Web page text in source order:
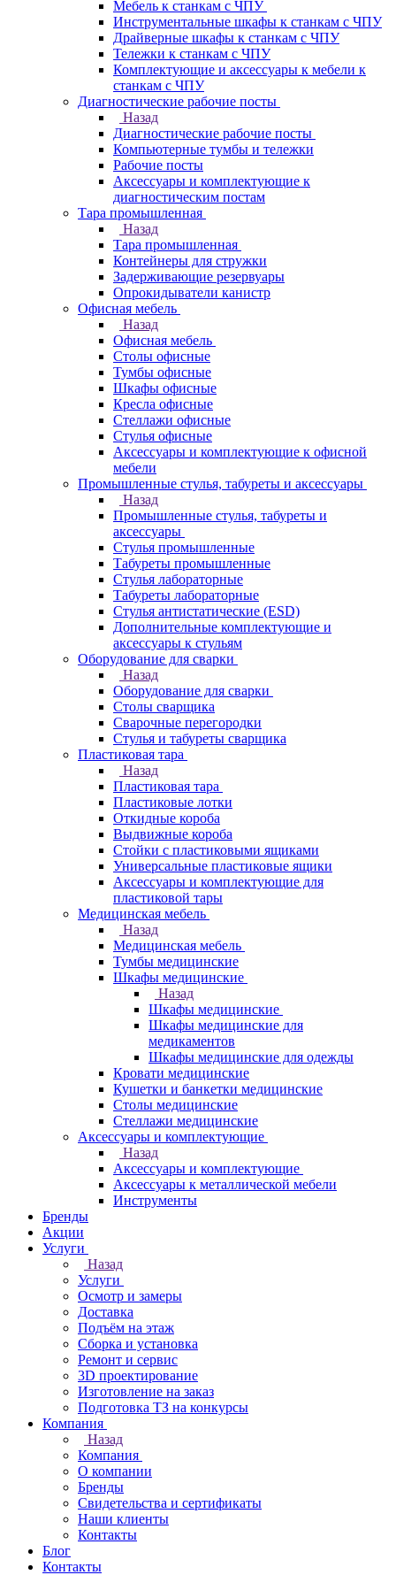
Мебель к станкам с ЧПУ
Инструментальные шкафы к станкам с ЧПУ
Драйверные шкафы к станкам с ЧПУ
Тележки к станкам с ЧПУ
Комплектующие и аксессуары к мебели к
станкам с ЧПУ
Диагностические рабочие посты
Назад
Диагностические рабочие посты
Компьютерные тумбы и тележки
Рабочие посты
Аксессуары и комплектующие к
диагностическим постам
Тара промышленная
Назад
Тара промышленная
Контейнеры для стружки
Задерживающие резервуары
Опрокидыватели канистр
Офисная мебель
Назад
Офисная мебель
Столы офисные
Тумбы офисные
Шкафы офисные
Кресла офисные
Стеллажи офисные
Стулья офисные
Аксессуары и комплектующие к офисной
мебели
Промышленные стулья, табуреты и аксессуары
Назад
Промышленные стулья, табуреты и
аксессуары
Стулья промышленные
Табуреты промышленные
Стулья лабораторные
Табуреты лабораторные
Стулья антистатические (ESD)
Дополнительные комплектующие и
аксессуары к стульям
Оборудование для сварки
Назад
Оборудование для сварки
Столы сварщика
Сварочные перегородки
Стулья и табуреты сварщика
Пластиковая тара
Назад
Пластиковая тара
Пластиковые лотки
Откидные короба
Выдвижные короба
Стойки с пластиковыми ящиками
Универсальные пластиковые ящики
Аксессуары и комплектующие для
пластиковой тары
Медицинская мебель
Назад
Медицинская мебель
Тумбы медицинские
Шкафы медицинские
Назад
Шкафы медицинские
Шкафы медицинские для
медикаментов
Шкафы медицинские для одежды
Кровати медицинские
Кушетки и банкетки медицинские
Столы медицинские
Стеллажи медицинские
Аксессуары и комплектующие
Назад
Аксессуары и комплектующие
Аксессуары к металлической мебели
Инструменты
Бренды
Акции
Услуги
Назад
Услуги
Осмотр и замеры
Доставка
Подъём на этаж
Сборка и установка
Ремонт и сервис
3D проектирование
Изготовление на заказ
Подготовка ТЗ на конкурсы
Компания
Назад
Компания
О компании
Бренды
Свидетельства и сертификаты
Наши клиенты
Контакты
Блог
Контакты